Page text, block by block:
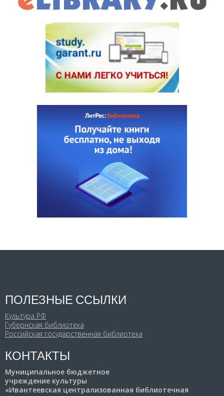
ПОЛЕЗНЫЕ ССЫЛКИ
Культура РФ
Губернская библиотека
Российская государственная библиотека
КОНТАКТЫ
Муниципальное бюджетное
учреждение культуры
«Ивантеевская централизованная библиотечная